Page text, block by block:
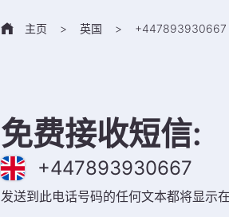
主页 > 英国 > +447893930667
免费接收短信:
+447893930667
发送到此电话号码的任何文本都将显示